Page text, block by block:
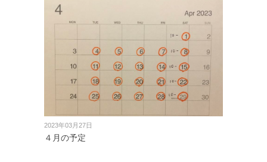
2023年03月27日
４月の予定